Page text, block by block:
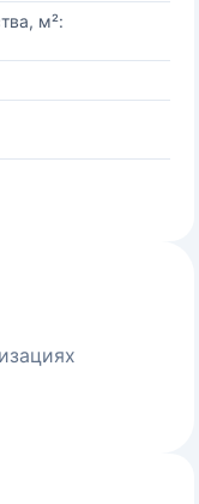
м²: